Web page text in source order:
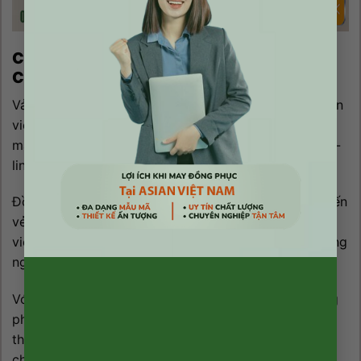
CHẤT LƯỢNG ĐỒNG PHỤC CHÂN VÁY
CÔNG SỞ 003
Vải thông thoáng và co giãn tạo sự linh hoạt cho nhân
viên trong các hoạt động công việc hàng ngày. Mẫu
mã của chân váy công sở thường có kiểu dáng cắt A-
line hoặc xòe nhẹ, tạo nên sự nữ tính và dịu dàng.
Đồng phục chân váy công sở 003 không chỉ mang đến
vẻ ngoài lịch sự và chuyên nghiệp mà còn giúp nhân
viên cảm thấy tự tin và thoải mái trong công việc hàng
ngày.
Với sự kết hợp giữa phong cách và tính thực tế, đồng
phục chân váy công sở 003 là lựa chọn không thể
thiếu cho doanh nghiệp muốn tạo dựng hình ảnh